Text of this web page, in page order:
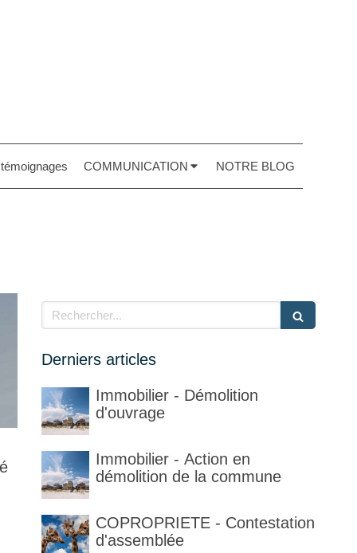
COMMUNICATION NOTRE BLOG
Rechercher
Derniers articles
Immobilier - Démolition
d'ouvrage
Immobilier - Action en
démolition de la commune
COPROPRIETE - Contestation
d'assemblée